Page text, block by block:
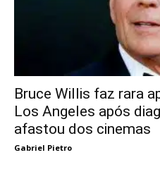
Bruce Willis faz rara
Los Angeles após
afastou dos cinemas
Gabriel Pietro